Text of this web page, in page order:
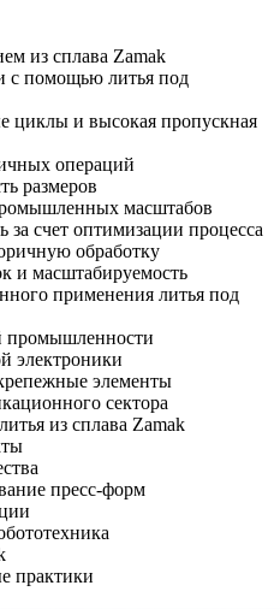
из сплава Zamak
с помощью литья под
циклы и высокая пропускная
операций
размеров
масштабов
счет оптимизации процесса
обработку
и масштабируемость
применения литья под
промышленности
электроники
элементы
сектора
из сплава Zamak
пресс-форм
практики